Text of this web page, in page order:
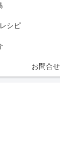
シピ
お問合せ